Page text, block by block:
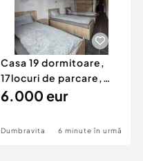
Casa 19 dormitoare,
17locuri de parcare,
pretabil Firme
6.000 eur
Dumbravita 6 minute în urmă